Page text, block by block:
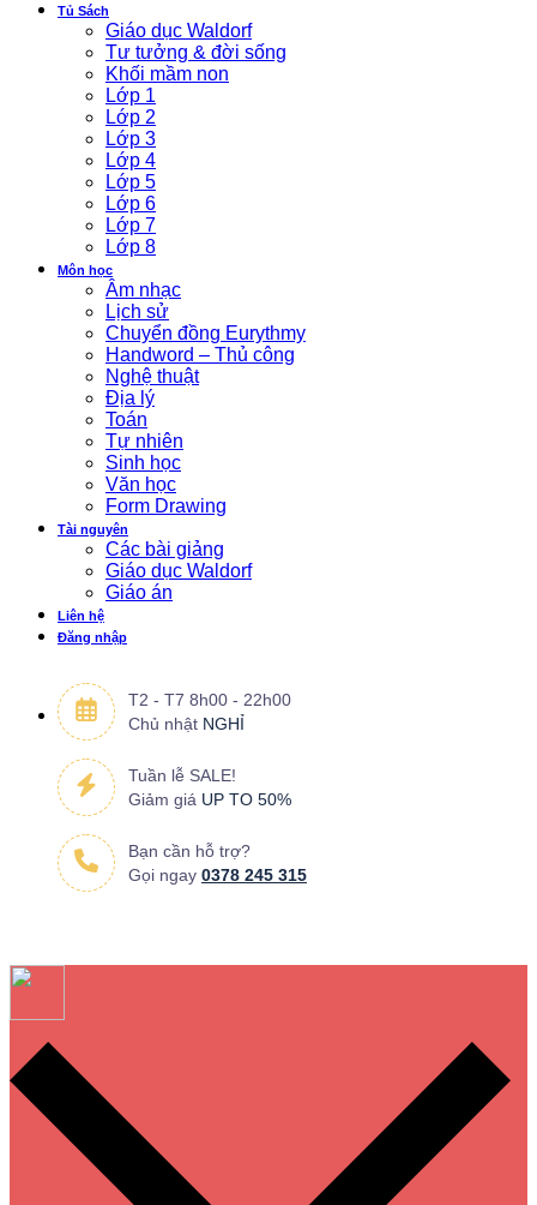
Tủ Sách
Giáo dục Waldorf
Tư tưởng & đời sống
Khối mầm non
Lớp 1
Lớp 2
Lớp 3
Lớp 4
Lớp 5
Lớp 6
Lớp 7
Lớp 8
Môn học
Âm nhạc
Lịch sử
Chuyển đồng Eurythmy
Handword – Thủ công
Nghệ thuật
Địa lý
Toán
Tự nhiên
Sinh học
Văn học
Form Drawing
Tài nguyên
Các bài giảng
Giáo dục Waldorf
Giáo án
Liên hệ
Đăng nhập
T2 - T7 8h00 - 22h00
Chủ nhật NGHỈ
Tuần lễ SALE!
Giảm giá UP TO 50%
Bạn cần hỗ trợ?
Gọi ngay 0378 245 315